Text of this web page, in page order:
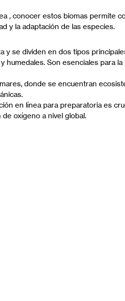
, conocer estos biomas permite
y la adaptación de las especies.
y se dividen en dos tipos
humedales. Son esenciales para
donde se encuentran
en línea para preparatoria es
oxígeno a nivel global.